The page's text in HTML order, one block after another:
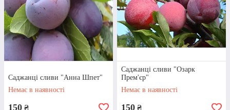
Саджанці сливи:
найпопулярніші сорти
Саджанці сливи "Анна Шпет"
Немає в наявності
150 ₴
Саджанці сливи "Озарк
Прем'єр"
Немає в наявності
150 ₴